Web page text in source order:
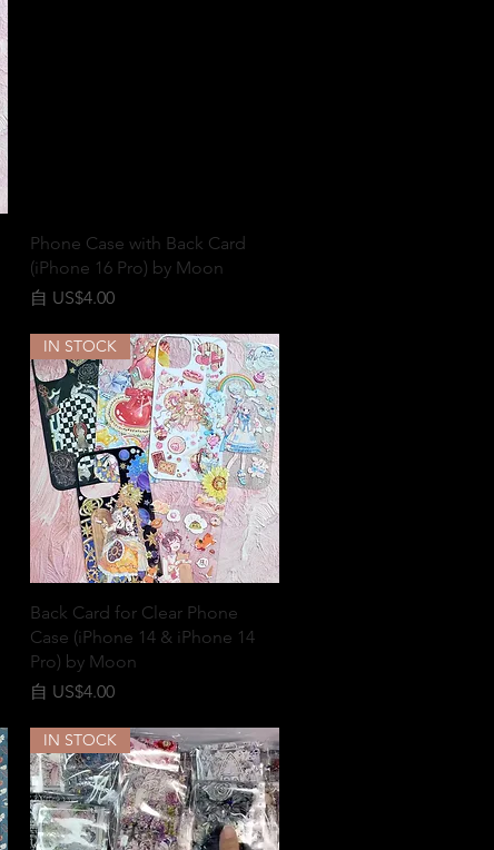
快速瀏覽
Phone Case with Back Card
(iPhone 16 Pro) by Moon
自 US$4.00
促銷價格
快速瀏覽
IN STOCK
Back Card for Clear Phone
Case (iPhone 14 & iPhone 14
Pro) by Moon
自 US$4.00
促銷價格
IN STOCK